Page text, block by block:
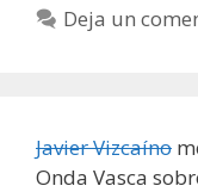
Deja un
Javier Vizcaíno
Onda Vasca